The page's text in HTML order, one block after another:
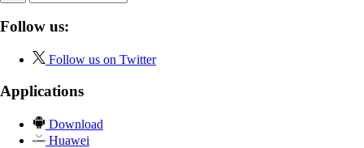
Follow us:
Follow us on Twitter
Applications
Download
Huawei